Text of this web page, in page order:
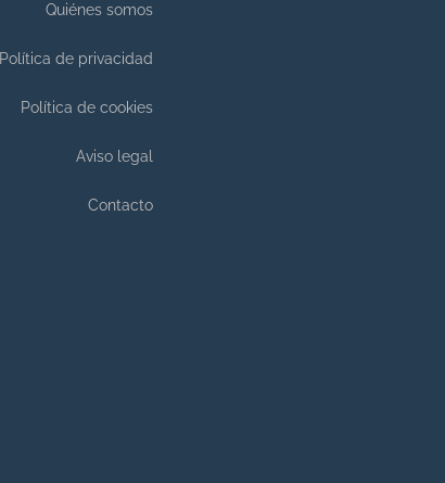
Quiénes somos
Política de privacidad
Política de cookies
Aviso legal
Contacto